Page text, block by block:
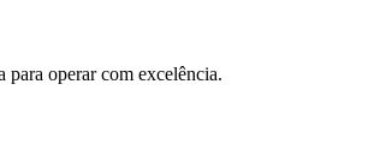
operar com excelência.